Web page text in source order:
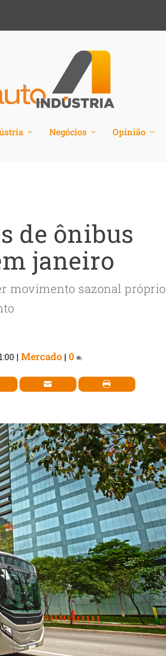
Negócios Opinião
de ônibus
janeiro
movimento sazonal próprio
| Mercado| 0